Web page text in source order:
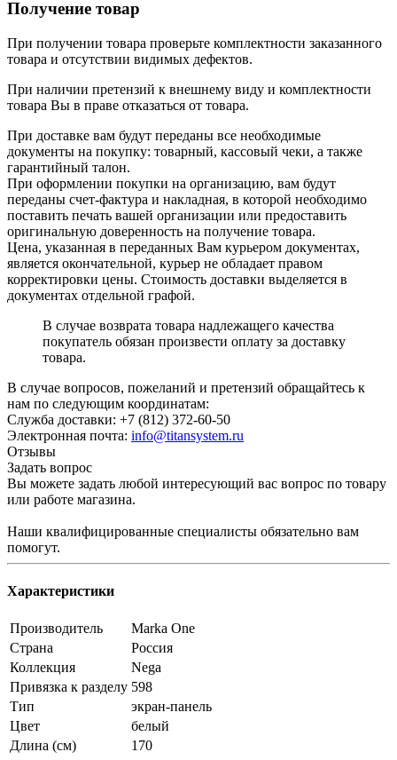
Получение товар
При получении товара проверьте комплектности заказанного
товара и отсутствии видимых дефектов.
При наличии претензий к внешнему виду и комплектности
товара Вы в праве отказаться от товара.
При доставке вам будут переданы все необходимые
документы на покупку: товарный, кассовый чеки, а также
гарантийный талон.
При оформлении покупки на организацию, вам будут
переданы счет-фактура и накладная, в которой необходимо
поставить печать вашей организации или предоставить
оригинальную доверенность на получение товара.
Цена, указанная в переданных Вам курьером документах,
является окончательной, курьер не обладает правом
корректировки цены. Стоимость доставки выделяется в
документах отдельной графой.
В случае возврата товара надлежащего качества
покупатель обязан произвести оплату за доставку
товара.
В случае вопросов, пожеланий и претензий обращайтесь к
нам по следующим координатам:
Служба доставки: +7 (812) 372-60-50
Электронная почта: info@titansystem.ru
Отзывы
Задать вопрос
Вы можете задать любой интересующий вас вопрос по товару
или работе магазина.
Наши квалифицированные специалисты обязательно вам
помогут.
Характеристики
Производитель
Marka One
Страна
Россия
Коллекция
Nega
Привязка к разделу 598
Тип
экран-панель
Цвет
белый
Длина (см)
170